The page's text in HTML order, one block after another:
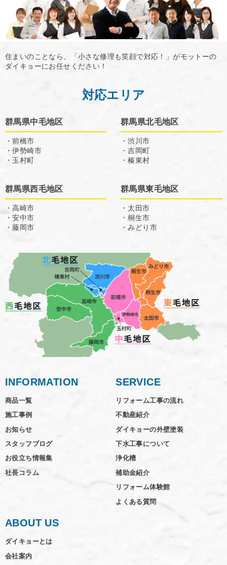
住まいのことなら、「小さな修理も笑顔で対応！」がモットーの
ダイキョーにお任せください！
対応エリア
群馬県中毛地区
・前橋市
・伊勢崎市
・玉村町
群馬県北毛地区
・渋川市
・吉岡町
・榛東村
群馬県西毛地区
・高崎市
・安中市
・藤岡市
群馬県東毛地区
・太田市
・桐生市
・みどり市
INFORMATION
商品一覧
施工事例
お知らせ
スタッフブログ
お役立ち情報集
社長コラム
SERVICE
リフォーム工事の流れ
不動産紹介
ダイキョーの外壁塗装
下水工事について
浄化槽
補助金紹介
リフォーム体験館
よくある質問
ABOUT US
ダイキョーとは
会社案内